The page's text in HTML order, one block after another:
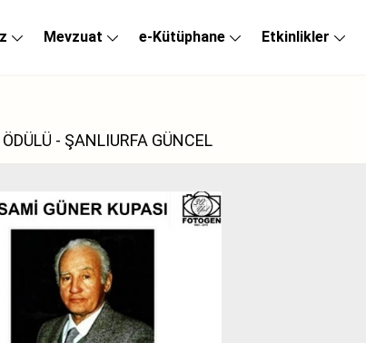
Mevzuat e-Kütüphane Etkinlikler
- ŞANLIURFA GÜNCEL